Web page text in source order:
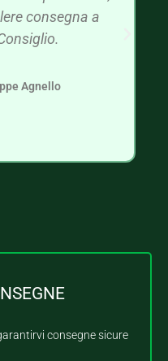
consegna a
Agnello
consegne sicure